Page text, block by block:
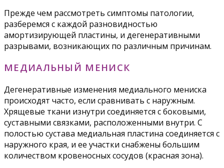
Прежде чем рассмотреть симптомы патологии,
разберемся с каждой разновидностью
амортизирующей пластины, и дегенеративными
разрывами, возникающих по различным причинам.
МЕДИАЛЬНЫЙ МЕНИСК
Дегенеративные изменения медиального мениска
происходят часто, если сравнивать с наружным.
Хрящевые ткани изнутри соединяется с боковыми,
суставными связками, расположенными внутри. С
полостью сустава медиальная пластина соединяется с
наружного края, и ее участки снабжены большим
количеством кровеносных сосудов (красная зона).